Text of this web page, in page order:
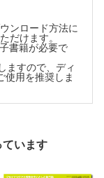
田史朗】
のエコーの使
ガイド下末梢静
ア教えます
ンロード方法に
だけます。
書籍が必要で
ますので、ディ
使用を推奨しま
ています